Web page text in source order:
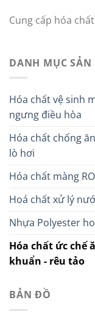
Cung cấp hóa
DANH MỤC SẢN
Hóa chất vệ sinh
ngưng điều hòa
Hóa chất chống
lò hơi
Hóa chất màng RO
Hoá chất xử lý
Nhựa Polyester
Hóa chất ức chế
khuẩn - rêu tảo
BẢN ĐỒ